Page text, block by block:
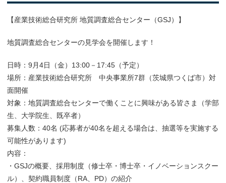
【産業技術総合研究所 地質調査総合センター（GSJ）】
地質調査総合センターの見学会を開催します！
日時：9月4日（金）13:00－17:45（予定）
場所：産業技術総合研究所 中央事業所7群（茨城県つくば市）対
面開催
対象：地質調査総合センターで働くことに興味がある皆さま（学部
生、大学院生、既卒者）
募集人数：40名 (応募者が40名を超える場合は、抽選等を実施する
可能性があります)
内容：
・GSJの概要、採用制度（修士卒・博士卒・イノベーションスクー
ル）、契約職員制度（RA、PD）の紹介